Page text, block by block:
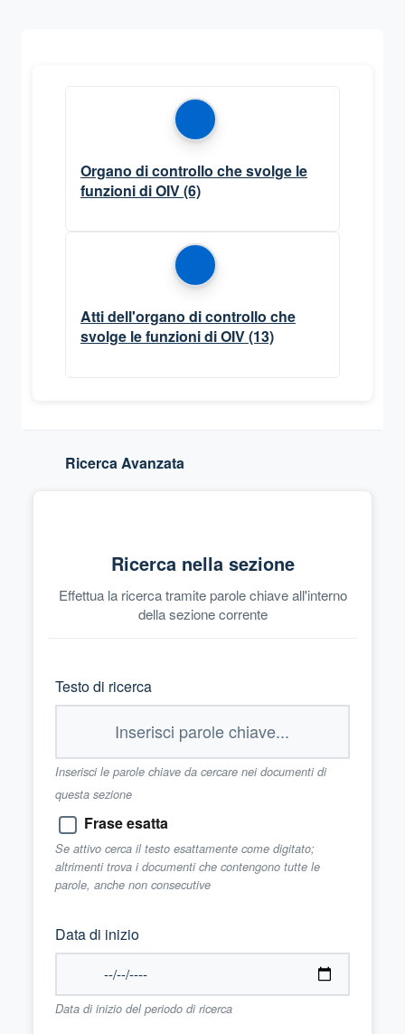
Organo di controllo che svolge le
funzioni di OIV(6)
Atti dell'organo di controllo che
svolge le funzioni di OIV(13)
Ricerca Avanzata
Ricerca nella sezione
Effettua la ricerca tramite parole chiave all'interno
della sezione corrente
Testo di ricerca
Inserisci le parole chiave da cercare nei documenti di
questa sezione
Frase esatta
Se attivo cerca il testo esattamente come digitato;
altrimenti trova i documenti che contengono tutte le
parole, anche non consecutive
Data di inizio
Data di inizio del periodo di ricerca